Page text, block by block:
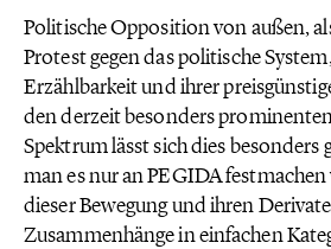
Politische Opposition von außen,
Protest gegen das politische
Erzählbarkeit und ihrer
den derzeit besonders
Spektrum lässt sich dies besonders
man es nur an PEGIDA
dieser Bewegung und ihren
Zusammenhänge in einfachen